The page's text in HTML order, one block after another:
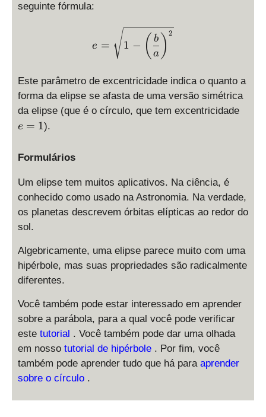
^
2
}
a
^
2
c
{
y
}
{
2
}
=
1
seguinte fórmula:
\displaystyle e =
e = 1 − ( a
b ) 2
Este parâmetro de excentricidade indica o quanto a
forma da elipse se afasta de uma versão simétrica
da elipse (que é o círculo, que tem excentricidade
e = 1).
Formulários
Um elipse tem muitos aplicativos. Na ciência, é
conhecido como usado na Astronomia. Na verdade,
os planetas descrevem órbitas elípticas ao redor do
sol.
Algebricamente, uma elipse parece muito com uma
hipérbole, mas suas propriedades são radicalmente
diferentes.
Você também pode estar interessado em aprender
sobre a parábola, para a qual você pode verificar
este tutorial . Você também pode dar uma olhada
em nosso tutorial de hipérbole . Por fim, você
também pode aprender tudo que há para aprender
sobre o círculo .